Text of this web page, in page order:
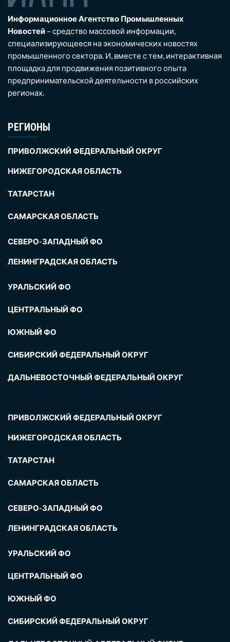
Информационное Агентство Промышленных
Новостей – средство массовой информации,
специализирующееся на экономических новостях
промышленного сектора. И, вместе с тем, интерактивная
площадка для продвижения позитивного опыта
предпринимательской деятельности в российских
регионах.
РЕГИОНЫ
ПРИВОЛЖСКИЙ ФЕДЕРАЛЬНЫЙ ОКРУГ
НИЖЕГОРОДСКАЯ ОБЛАСТЬ
ТАТАРСТАН
САМАРСКАЯ ОБЛАСТЬ
СЕВЕРО-ЗАПАДНЫЙ ФО
ЛЕНИНГРАДСКАЯ ОБЛАСТЬ
УРАЛЬСКИЙ ФО
ЦЕНТРАЛЬНЫЙ ФО
ЮЖНЫЙ ФО
СИБИРСКИЙ ФЕДЕРАЛЬНЫЙ ОКРУГ
ДАЛЬНЕВОСТОЧНЫЙ ФЕДЕРАЛЬНЫЙ ОКРУГ
ПРИВОЛЖСКИЙ ФЕДЕРАЛЬНЫЙ ОКРУГ
НИЖЕГОРОДСКАЯ ОБЛАСТЬ
ТАТАРСТАН
САМАРСКАЯ ОБЛАСТЬ
СЕВЕРО-ЗАПАДНЫЙ ФО
ЛЕНИНГРАДСКАЯ ОБЛАСТЬ
УРАЛЬСКИЙ ФО
ЦЕНТРАЛЬНЫЙ ФО
ЮЖНЫЙ ФО
СИБИРСКИЙ ФЕДЕРАЛЬНЫЙ ОКРУГ